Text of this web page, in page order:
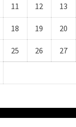
11 12 13
18 19 20
25 26 27